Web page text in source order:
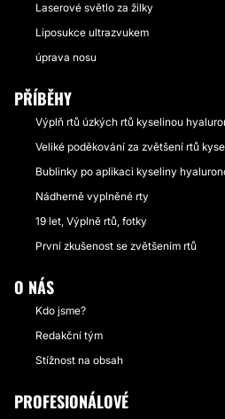
Laserové světlo za žilky
Liposukce ultrazvukem
úprava nosu
PŘÍBĚHY
Výplň rtů úzkých rtů kyselinou
Veliké poděkování za zvětšení rtů
Bublinky po aplikaci kyseliny
Nádherně vyplněné rty
19 let, Výplně rtů, fotky
První zkušenost se zvětšením rtů
O NÁS
Kdo jsme?
Redakční tým
Stížnost na obsah
PROFESIONÁLOVÉ